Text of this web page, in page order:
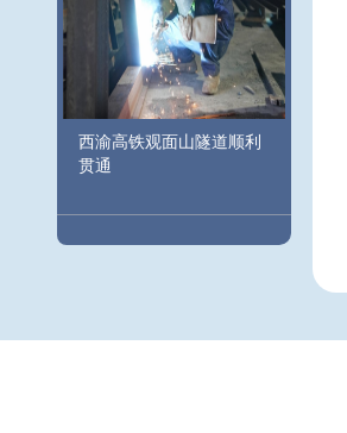
西渝高铁观面山隧道顺利
贯通